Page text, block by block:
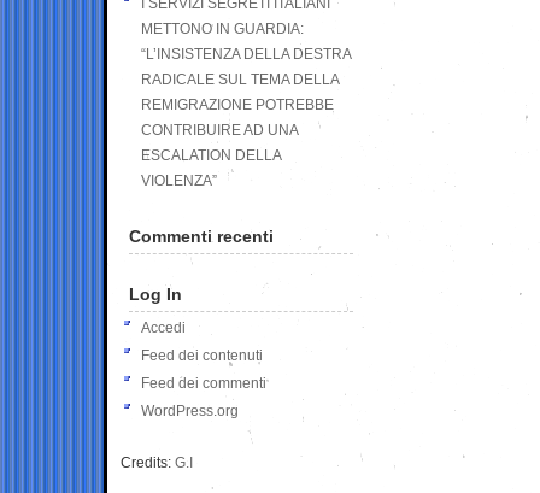
I SERVIZI SEGRETI ITALIANI
METTONO IN GUARDIA:
“L’INSISTENZA DELLA DESTRA
RADICALE SUL TEMA DELLA
REMIGRAZIONE POTREBBE
CONTRIBUIRE AD UNA
ESCALATION DELLA
VIOLENZA”
Commenti recenti
Log In
Accedi
Feed dei contenuti
Feed dei commenti
WordPress.org
Credits: G.I